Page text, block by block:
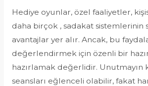
Hediye oyunlar, özel faaliyetler,
daha birçok , sadakat sistemlerinin
avantajlar yer alır. Ancak, bu
değerlendirmek için özenli bir
hazırlamak değerlidir. Unutmayın
seansları eğlenceli olabilir, fakat